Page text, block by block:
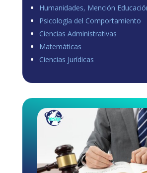
Load more
Humanidades, Mención
Psicología del Comportamiento
Ciencias Administrativas
Matemáticas
Ciencias Jurídicas